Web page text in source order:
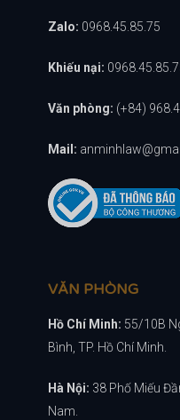
Zalo: 0968.45.85.75
Khiếu nại:
Văn phòng: (+84)
Mail:
VĂN PHÒNG
Hồ Chí Minh: 55/10B
Bình, TP. Hồ Chí Minh.
Hà Nội: 38 Phố Miếu
Nam.